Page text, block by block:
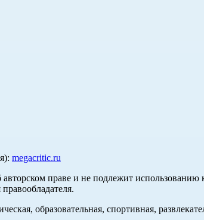
megacritic.ru
праве и не подлежит
образовательная, спортивная,